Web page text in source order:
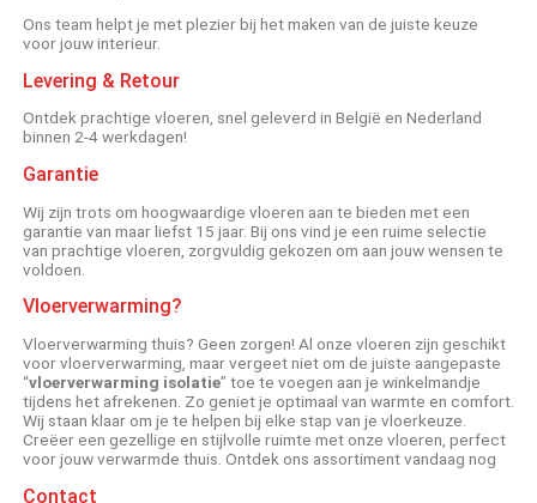
Ons team helpt je met plezier bij het maken van de juiste keuze
voor jouw interieur.
Levering & Retour
Ontdek prachtige vloeren, snel geleverd in België en Nederland
binnen 2-4 werkdagen!
Garantie
Wij zijn trots om hoogwaardige vloeren aan te bieden met een
garantie van maar liefst 15 jaar. Bij ons vind je een ruime selectie
van prachtige vloeren, zorgvuldig gekozen om aan jouw wensen te
voldoen.
Vloerverwarming?
Vloerverwarming thuis? Geen zorgen! Al onze vloeren zijn geschikt
voor vloerverwarming, maar vergeet niet om de juiste aangepaste
“vloerverwarming isolatie” toe te voegen aan je winkelmandje
tijdens het afrekenen. Zo geniet je optimaal van warmte en comfort.
Wij staan klaar om je te helpen bij elke stap van je vloerkeuze.
Creëer een gezellige en stijlvolle ruimte met onze vloeren, perfect
voor jouw verwarmde thuis. Ontdek ons assortiment vandaag nog
Contact